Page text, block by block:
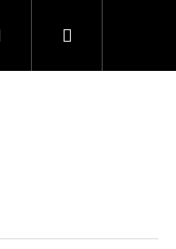
– Cenník
PrihlásenieNákupný